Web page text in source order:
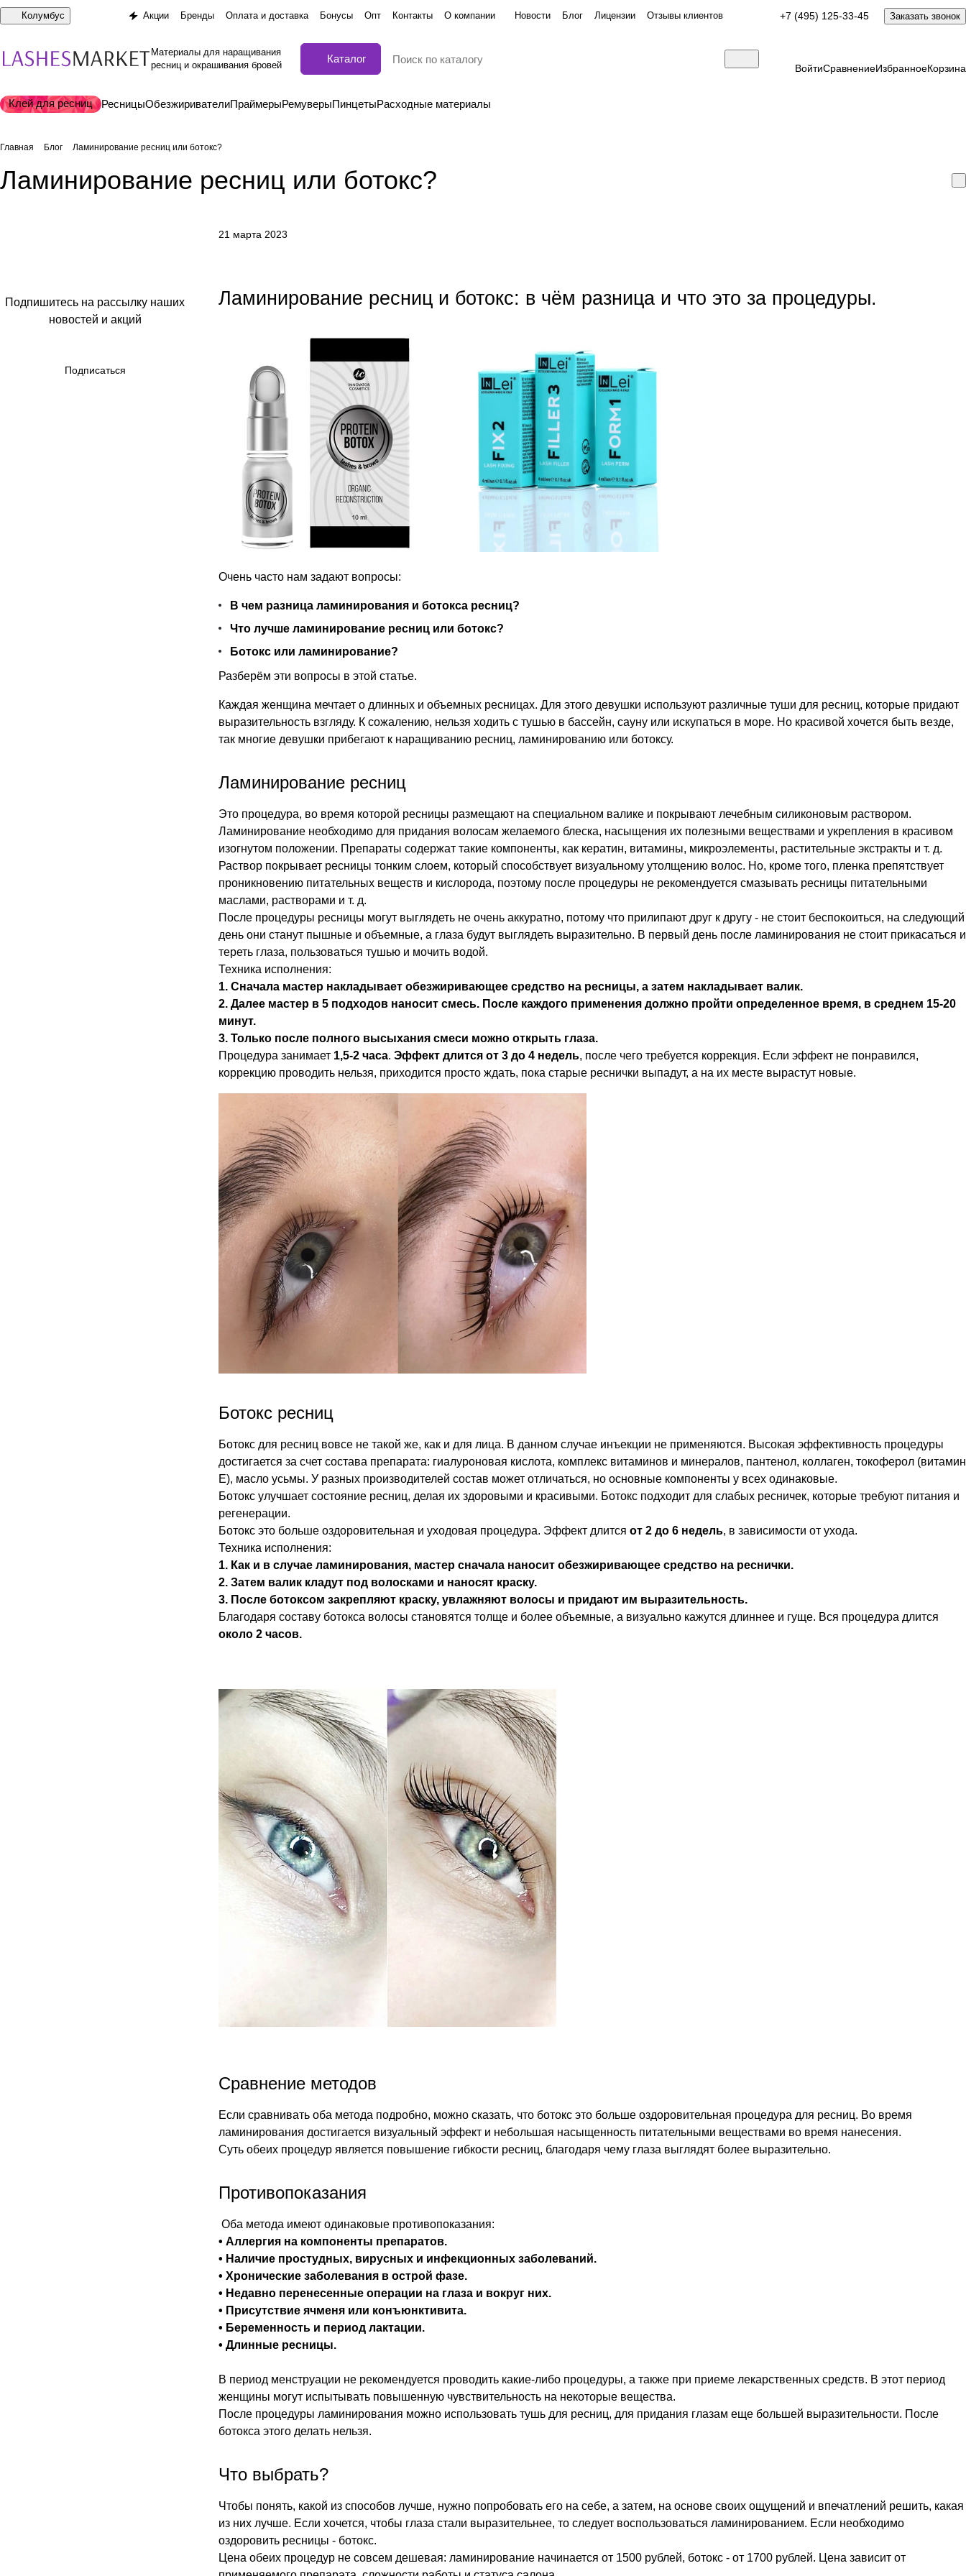
Колумбус Акции Бренды Оплата и доставка Бонусы Опт Контакты О компании Новости Блог Лицензии Отзывы клиентов +7 (495) 125-33-45 Заказать звонок
Материалы для наращивания
ресниц и окрашивания бровей
Каталог
ВойтиСравнениеИзбранноеКорзина
Клей для ресниц РесницыОбезжиривателиПраймерыРемуверыПинцетыРасходные материалы
Главная Блог Ламинирование ресниц или ботокс?
Ламинирование ресниц или ботокс?
21 марта 2023
Ламинирование ресниц и ботокс: в чём разница и что это за процедуры.
Очень часто нам задают вопросы:
В чем разница ламинирования и ботокса ресниц?
Что лучше ламинирование ресниц или ботокс?
Ботокс или ламинирование?
Разберём эти вопросы в этой статье.
Каждая женщина мечтает о длинных и объемных ресницах. Для этого девушки используют различные туши для ресниц, которые придают
выразительность взгляду. К сожалению, нельзя ходить с тушью в бассейн, сауну или искупаться в море. Но красивой хочется быть везде,
так многие девушки прибегают к наращиванию ресниц, ламинированию или ботоксу.
Ламинирование ресниц
Это процедура, во время которой ресницы размещают на специальном валике и покрывают лечебным силиконовым раствором.
Ламинирование необходимо для придания волосам желаемого блеска, насыщения их полезными веществами и укрепления в красивом
изогнутом положении. Препараты содержат такие компоненты, как кератин, витамины, микроэлементы, растительные экстракты и т. д.
Раствор покрывает ресницы тонким слоем, который способствует визуальному утолщению волос. Но, кроме того, пленка препятствует
проникновению питательных веществ и кислорода, поэтому после процедуры не рекомендуется смазывать ресницы питательными
маслами, растворами и т. д.
После процедуры ресницы могут выглядеть не очень аккуратно, потому что прилипают друг к другу - не стоит беспокоиться, на следующий
день они станут пышные и объемные, а глаза будут выглядеть выразительно. В первый день после ламинирования не стоит прикасаться и
тереть глаза, пользоваться тушью и мочить водой.
Техника исполнения:
1. Сначала мастер накладывает обезжиривающее средство на ресницы, а затем накладывает валик.
2. Далее мастер в 5 подходов наносит смесь. После каждого применения должно пройти определенное время, в среднем 15-20
минут.
3. Только после полного высыхания смеси можно открыть глаза.
Процедура занимает 1,5-2 часа. Эффект длится от 3 до 4 недель, после чего требуется коррекция. Если эффект не понравился,
коррекцию проводить нельзя, приходится просто ждать, пока старые реснички выпадут, а на их месте вырастут новые.
Ботокс ресниц
Ботокс для ресниц вовсе не такой же, как и для лица. В данном случае инъекции не применяются. Высокая эффективность процедуры
достигается за счет состава препарата: гиалуроновая кислота, комплекс витаминов и минералов, пантенол, коллаген, токоферол (витамин
Е), масло усьмы. У разных производителей состав может отличаться, но основные компоненты у всех одинаковые.
Ботокс улучшает состояние ресниц, делая их здоровыми и красивыми. Ботокс подходит для слабых ресничек, которые требуют питания и
регенерации.
Ботокс это больше оздоровительная и уходовая процедура. Эффект длится от 2 до 6 недель, в зависимости от ухода.
Техника исполнения:
1. Как и в случае ламинирования, мастер сначала наносит обезжиривающее средство на реснички.
2. Затем валик кладут под волосками и наносят краску.
3. После ботоксом закрепляют краску, увлажняют волосы и придают им выразительность.
Благодаря составу ботокса волосы становятся толще и более объемные, а визуально кажутся длиннее и гуще. Вся процедура длится
около 2 часов.
Сравнение методов
Если сравнивать оба метода подробно, можно сказать, что ботокс это больше оздоровительная процедура для ресниц. Во время
ламинирования достигается визуальный эффект и небольшая насыщенность питательными веществами во время нанесения.
Суть обеих процедур является повышение гибкости ресниц, благодаря чему глаза выглядят более выразительно.
Противопоказания
Оба метода имеют одинаковые противопоказания:
• Аллергия на компоненты препаратов.
• Наличие простудных, вирусных и инфекционных заболеваний.
• Хронические заболевания в острой фазе.
• Недавно перенесенные операции на глаза и вокруг них.
• Присутствие ячменя или конъюнктивита.
• Беременность и период лактации.
• Длинные ресницы.
В период менструации не рекомендуется проводить какие-либо процедуры, а также при приеме лекарственных средств. В этот период
женщины могут испытывать повышенную чувствительность на некоторые вещества.
После процедуры ламинирования можно использовать тушь для ресниц, для придания глазам еще большей выразительности. После
ботокса этого делать нельзя.
Что выбрать?
Чтобы понять, какой из способов лучше, нужно попробовать его на себе, а затем, на основе своих ощущений и впечатлений решить, какая
из них лучше. Если хочется, чтобы глаза стали выразительнее, то следует воспользоваться ламинированием. Если необходимо
оздоровить ресницы - ботокс.
Цена обеих процедур не совсем дешевая: ламинирование начинается от 1500 рублей, ботокс - от 1700 рублей. Цена зависит от
Подпишитесь на рассылку наших
новостей и акций
Подписаться